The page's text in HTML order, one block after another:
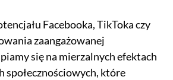
Facebooka, TikToka czy
zaangażowanej
się na mierzalnych efektach
społecznościowych, które